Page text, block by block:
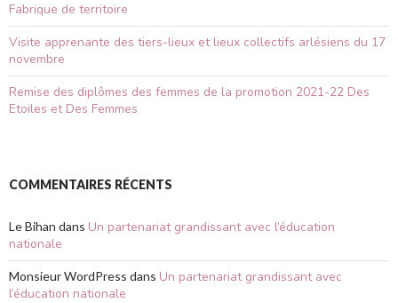
Fabrique de territoire
Visite apprenante des tiers-lieux et lieux collectifs arlésiens du 17
novembre
Remise des diplômes des femmes de la promotion 2021-22 Des
Etoiles et Des Femmes
COMMENTAIRES RÉCENTS
Le Bihan dans Un partenariat grandissant avec l’éducation
nationale
Monsieur WordPress dans Un partenariat grandissant avec
l’éducation nationale